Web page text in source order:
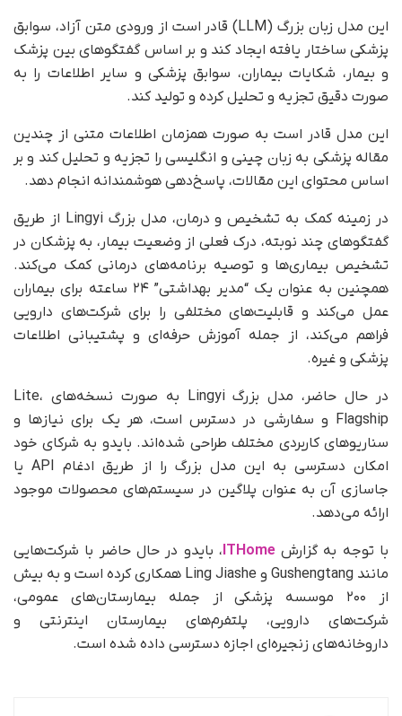
این مدل زبان بزرگ (LLM) قادر است از ورودی متن آزاد، سوابق
پزشکی ساختار یافته ایجاد کند و بر اساس گفتگوهای بین پزشک
و بیمار، شکایات بیماران، سوابق پزشکی و سایر اطلاعات را به
صورت دقیق تجزیه و تحلیل کرده و تولید کند.
این مدل قادر است به صورت همزمان اطلاعات متنی از چندین
مقاله پزشکی به زبان چینی و انگلیسی را تجزیه و تحلیل کند و بر
اساس محتوای این مقالات، پاسخ‌دهی هوشمندانه انجام دهد.
در زمینه کمک به تشخیص و درمان، مدل بزرگ Lingyi از طریق
گفتگوهای چند نوبته، درک فعلی از وضعیت بیمار، به پزشکان در
تشخیص بیماری‌ها و توصیه برنامه‌های درمانی کمک می‌کند.
همچنین به عنوان یک “مدیر بهداشتی” ۲۴ ساعته برای بیماران
عمل می‌کند و قابلیت‌های مختلفی را برای شرکت‌های دارویی
فراهم می‌کند، از جمله آموزش حرفه‌ای و پشتیبانی اطلاعات
پزشکی و غیره.
در حال حاضر، مدل بزرگ Lingyi به صورت نسخه‌های Lite،
Flagship و سفارشی در دسترس است، هر یک برای نیازها و
سناریوهای کاربردی مختلف طراحی شده‌اند. بایدو به شرکای خود
امکان دسترسی به این مدل بزرگ را از طریق ادغام API یا
جاسازی آن به عنوان پلاگین در سیستم‌های محصولات موجود
ارائه می‌دهد.
با توجه به گزارشITHome، بایدو در حال حاضر با شرکت‌هایی
مانند Gushengtang و Ling Jiashe همکاری کرده است و به بیش
از ۲۰۰ موسسه پزشکی از جمله بیمارستان‌های عمومی،
شرکت‌های دارویی، پلتفرم‌های بیمارستان اینترنتی و
داروخانه‌های زنجیره‌ای اجازه دسترسی داده شده است.